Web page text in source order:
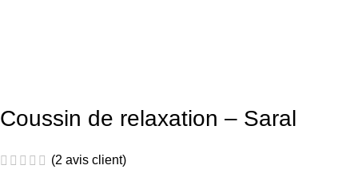
Coussin de relaxation – Saral
(2 avis client)